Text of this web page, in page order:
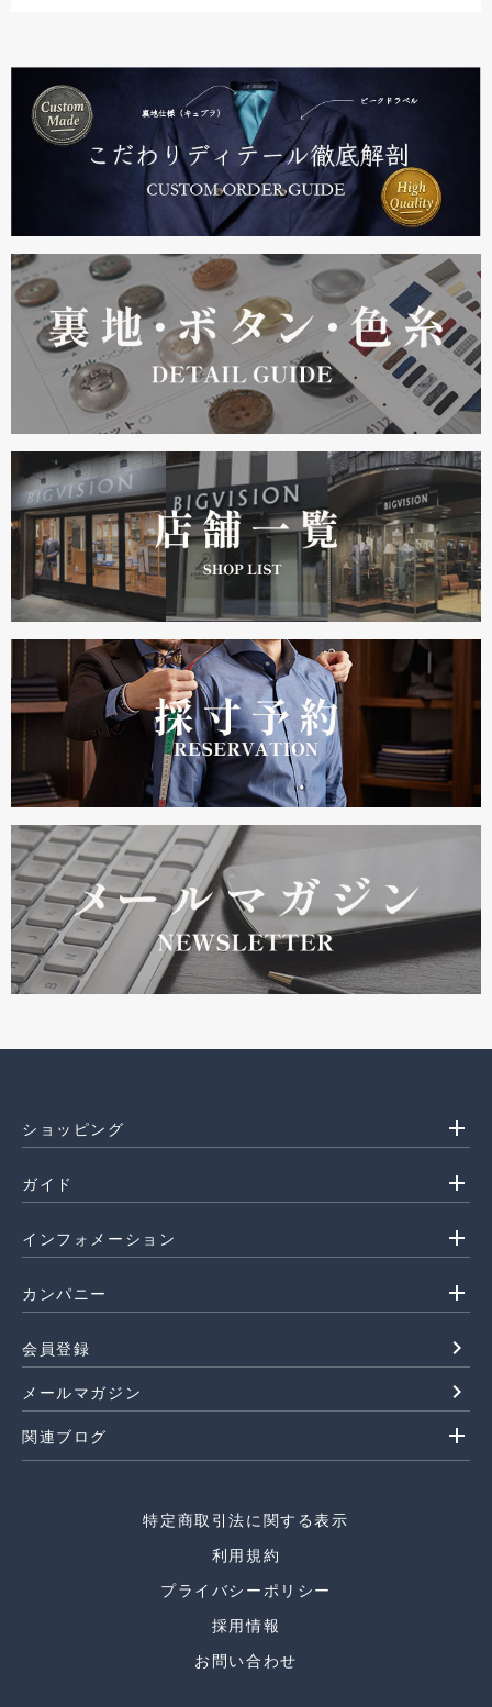
ショッピング add
ガイド add
インフォメーション add
カンパニー add
会員登録 navigate_next
メールマガジン navigate_next
関連ブログ add
特定商取引法に関する表示
利用規約
プライバシーポリシー
採用情報
お問い合わせ